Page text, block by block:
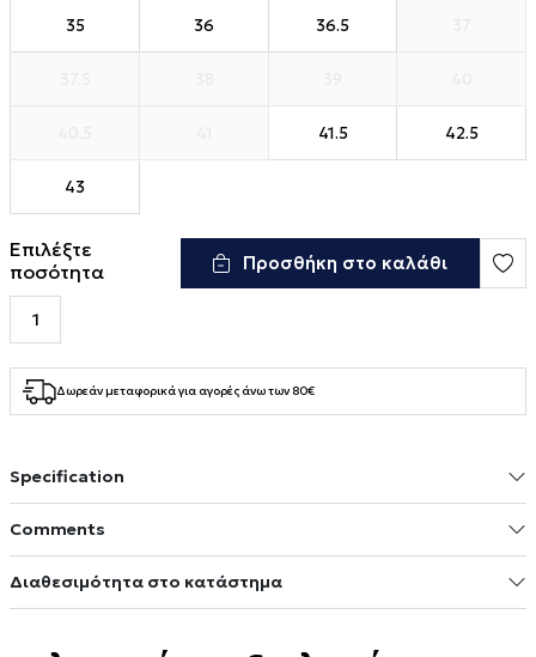
35 36 36.5
41.5 42.5
43
Επιλέξτε
ποσότητα
Προσθήκη στο καλάθι
Δωρεάν μεταφορικά για αγορές άνω των 80€
Specification
Comments
Διαθεσιμότητα στο κατάστημα